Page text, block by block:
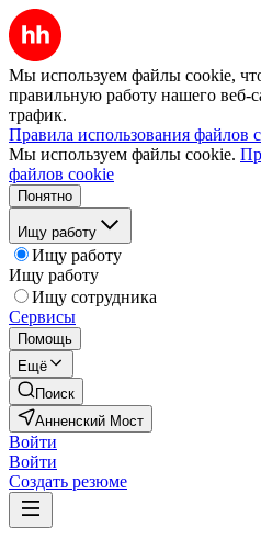
Мы используем файлы cookie,
правильную работу нашего веб-
трафик.
Правила использования файлов
Мы используем файлы cookie.
файлов cookie
Понятно
Ищу работу
Ищу работу
Ищу работу
Ищу сотрудника
Сервисы
Помощь
Ещё
Поиск
Анненский Мост
Войти
Войти
Создать резюме